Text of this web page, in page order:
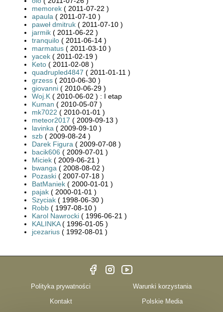
memorek ( 2011-07-22 )
apaula ( 2011-07-10 )
paweł dmitruk ( 2011-07-10 )
jarmik ( 2011-06-22 )
tranquilo ( 2011-06-14 )
marmatus ( 2011-03-10 )
yacek ( 2011-02-19 )
Keto ( 2011-02-08 )
quadrupled4847 ( 2011-01-11 )
grzess ( 2010-06-30 )
giovanni ( 2010-06-29 )
Woj.K ( 2010-06-02 ) : I etap
Kuman ( 2010-05-07 )
mk7022 ( 2010-01-01 )
meteor2017 ( 2009-09-13 )
lavinka ( 2009-09-10 )
szb ( 2009-08-24 )
Darek Figura ( 2009-07-08 )
bacik606 ( 2009-07-01 )
Miciek ( 2009-06-21 )
bwanga ( 2008-08-02 )
Pozaski ( 2007-07-18 )
BatManiek ( 2000-01-01 )
pajak ( 2000-01-01 )
Szyciak ( 1998-06-30 )
Robb ( 1997-08-10 )
Karol Nawrocki ( 1996-06-21 )
KALINKA( 1996-01-05 )
jcezarius ( 1992-08-01 )
Polityka prywatności
Warunki korzystania
Kontakt
Polskie Media